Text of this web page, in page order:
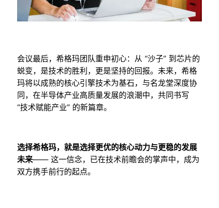
会议最后，希格玛团队重申初心：从 “沙子” 到芯片的
蜕变，是技术的胜利，更是坚持的回报。未来，希格
玛将以成熟的核心引擎技术为基石，与名龙堂深度协
同，在半导体产业高质量发展的浪潮中，共同书写
“技术赋能产业” 的新篇章。
选择希格玛，就是选择更优的核心动力与更稳的发展
未来—— 这一信念，已在技术前瞻会的掌声中，成为
双方携手前行的起点。